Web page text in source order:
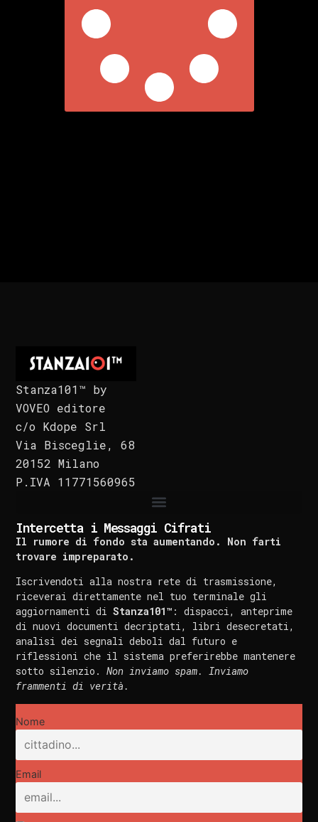
Stanza101™ by
VOVEO editore
c/o Kdope Srl
Via Bisceglie, 68
20152 Milano
P.IVA 11771560965
Intercetta i Messaggi Cifrati
Il rumore di fondo sta aumentando. Non farti
trovare impreparato.
Iscrivendoti alla nostra rete di trasmissione,
riceverai direttamente nel tuo terminale gli
aggiornamenti diStanza101™ : dispacci, anteprime
di nuovi documenti decriptati, libri desecretati,
analisi dei segnali deboli dal futuro e
riflessioni che il sistema preferirebbe mantenere
sotto silenzio.Non inviamo spam. Inviamo
frammenti di verità.
Nome
Email